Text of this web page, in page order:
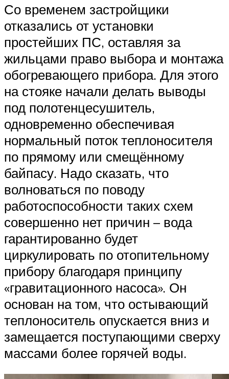
Со временем застройщики
отказались от установки
простейших ПС, оставляя за
жильцами право выбора и монтажа
обогревающего прибора. Для этого
на стояке начали делать выводы
под полотенцесушитель,
одновременно обеспечивая
нормальный поток теплоносителя
по прямому или смещённому
байпасу. Надо сказать, что
волноваться по поводу
работоспособности таких схем
совершенно нет причин – вода
гарантированно будет
циркулировать по отопительному
прибору благодаря принципу
«гравитационного насоса». Он
основан на том, что остывающий
теплоноситель опускается вниз и
замещается поступающими сверху
массами более горячей воды.